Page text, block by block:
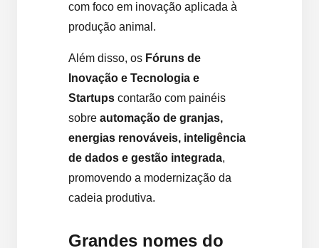
com foco em inovação aplicada à
produção animal.
Além disso, os Fóruns de
Inovação e Tecnologia e
Startups contarão com painéis
sobre automação de granjas,
energias renováveis, inteligência
de dados e gestão integrada,
promovendo a modernização da
cadeia produtiva.
Grandes nomes do